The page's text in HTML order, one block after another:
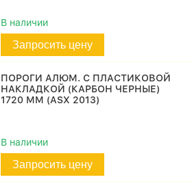
В наличии
Запросить цену
ПОРОГИ АЛЮМ. С ПЛАСТИКОВОЙ
НАКЛАДКОЙ (КАРБОН ЧЕРНЫЕ)
1720 ММ (ASX 2013)
В наличии
Запросить цену